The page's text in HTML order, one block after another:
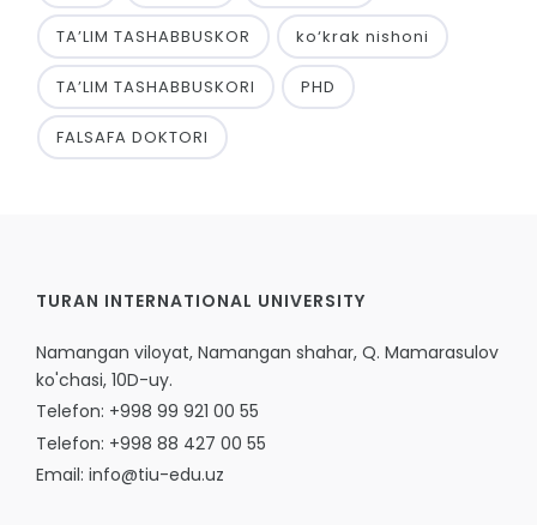
TA’LIM TASHABBUSKOR ko‘krak nishoni
TA’LIM TASHABBUSKORI PHD
FALSAFA DOKTORI
TURAN INTERNATIONAL UNIVERSITY
Namangan viloyat, Namangan shahar, Q. Mamarasulov
ko'chasi, 10D-uy.
Telefon: +998 99 921 00 55
Telefon: +998 88 427 00 55
Email: info@tiu-edu.uz